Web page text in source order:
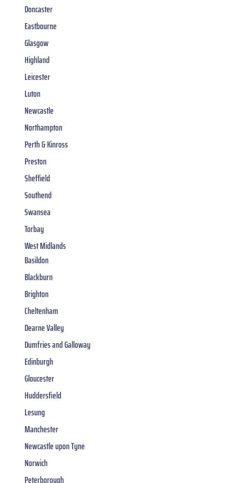
Doncaster
Eastbourne
Glasgow
Highland
Leicester
Luton
Newcastle
Northampton
Perth & Kinross
Preston
Sheffield
Southend
Swansea
Torbay
West Midlands
Basildon
Blackburn
Brighton
Cheltenham
Dearne Valley
Dumfries and Galloway
Edinburgh
Gloucester
Huddersfield
Lesung
Manchester
Newcastle upon Tyne
Norwich
Peterborough